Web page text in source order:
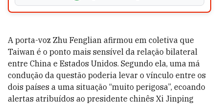
A porta-voz Zhu Fenglian afirmou em coletiva que
Taiwan é o ponto mais sensível da relação bilateral
entre China e Estados Unidos. Segundo ela, uma má
condução da questão poderia levar o vínculo entre os
dois países a uma situação “muito perigosa”, ecoando
alertas atribuídos ao presidente chinês Xi Jinping